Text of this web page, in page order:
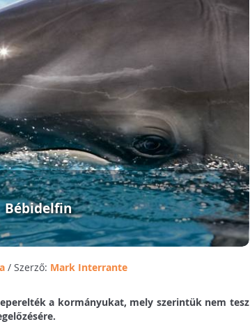
Bébidelfin
/ Szerző: Mark Interrante
a kormányukat, mely szerintük nem tesz